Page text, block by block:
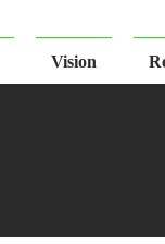
Vision